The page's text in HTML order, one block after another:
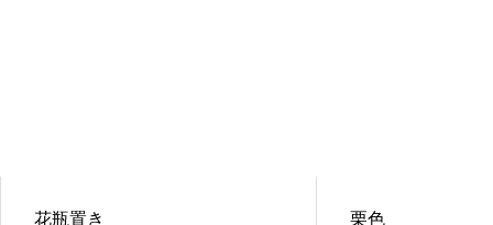
花瓶置き 栗色